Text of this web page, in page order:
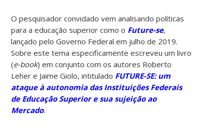
O pesquisador convidado vem analisando políticas
para a educação superior como o Future-se,
lançado pelo Governo Federal em julho de 2019.
Sobre este tema especificamente escreveu um livro
(e-book) em conjunto com os autores Roberto
Leher e Jaime Giolo, intitulado FUTURE-SE: um
ataque à autonomia das Instituições Federais
de Educação Superior e sua sujeição ao
Mercado.